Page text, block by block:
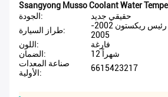
Ssangyong Musso Coolant Water
الجودة:
حقيقي جديد
طراز السيارة:
سسانغيونغ موسسو رئيس ريكستون 2002-
2005
اللون:
فارغة
الضمان:
12 شهراً
صناعة المعدات
الأولية:
6615423217